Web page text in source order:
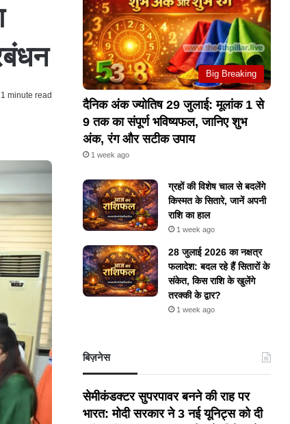
1 minute read
Big Breaking
दैनिक अंक ज्योतिष 29 जुलाई: मूलांक 1 से
9 तक का संपूर्ण भविष्यफल, जानिए शुभ
अंक, रंग और सटीक उपाय
1 week ago
ग्रहों की विशेष चाल से बदलेंगे
किस्मत के सितारे, जानें अपनी
राशि का हाल
1 week ago
28 जुलाई 2026 का नक्षत्र
फलादेश: बदल रहे हैं सितारों के
संकेत, किस राशि के खुलेंगे
तरक्की के द्वार?
1 week ago
बिज़नेस
सेमीकंडक्टर सुपरपावर बनने की राह पर
भारत: मोदी सरकार ने 3 नई यूनिट्स को दी